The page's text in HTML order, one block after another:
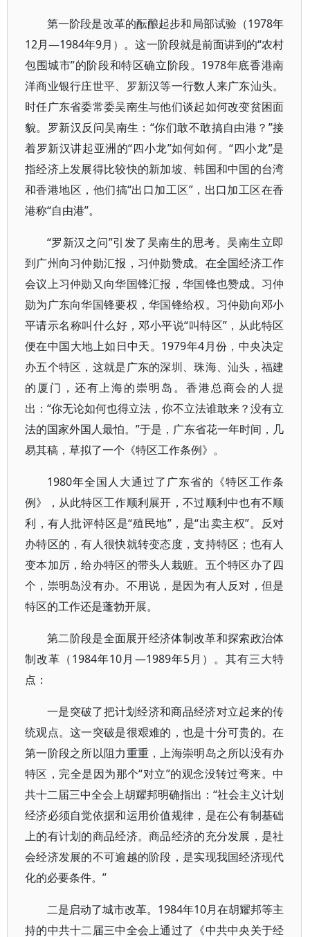
第一阶段是改革的酝酿起步和局部试验（1978年
12月—1984年9月）。这一阶段就是前面讲到的“农村
包围城市”的阶段和特区确立阶段。1978年底香港南
洋商业银行庄世平、罗新汉等一行数人来广东汕头。
时任广东省委常委吴南生与他们谈起如何改变贫困面
貌。罗新汉反问吴南生：“你们敢不敢搞自由港？”接
着罗新汉讲起亚洲的“四小龙”如何如何。“四小龙”是
指经济上发展得比较快的新加坡、韩国和中国的台湾
和香港地区，他们搞“出口加工区”，出口加工区在香
港称“自由港”。
“罗新汉之问”引发了吴南生的思考。吴南生立即
到广州向习仲勋汇报，习仲勋赞成。在全国经济工作
会议上习仲勋又向华国锋汇报，华国锋也赞成。习仲
勋为广东向华国锋要权，华国锋给权。习仲勋向邓小
平请示名称叫什么好，邓小平说“叫特区”，从此特区
便在中国大地上如日中天。1979年4月份，中央决定
办五个特区，这就是广东的深圳、珠海、汕头，福建
的厦门，还有上海的崇明岛。香港总商会的人提
出：“你无论如何也得立法，你不立法谁敢来？没有立
法的国家外国人最怕。”于是，广东省花一年时间，几
易其稿，草拟了一个《特区工作条例》。
1980年全国人大通过了广东省的《特区工作条
例》，从此特区工作顺利展开，不过顺利中也有不顺
利，有人批评特区是“殖民地”，是“出卖主权”。反对
办特区的，有人很快就转变态度，支持特区；也有人
变本加厉，给办特区的带头人栽赃。五个特区办了四
个，崇明岛没有办。不用说，是因为有人反对，但是
特区的工作还是蓬勃开展。
第二阶段是全面展开经济体制改革和探索政治体
制改革（1984年10月—1989年5月）。其有三大特
点：
一是突破了把计划经济和商品经济对立起来的传
统观点。这一突破是很艰难的，也是十分可贵的。在
第一阶段之所以阻力重重，上海崇明岛之所以没有办
特区，完全是因为那个“对立”的观念没转过弯来。中
共十二届三中全会上胡耀邦明确指出：“社会主义计划
经济必须自觉依据和运用价值规律，是在公有制基础
上的有计划的商品经济。商品经济的充分发展，是社
会经济发展的不可逾越的阶段，是实现我国经济现代
化的必要条件。”
二是启动了城市改革。1984年10月在胡耀邦等主
持的中共十二届三中全会上通过了《中共中央关于经